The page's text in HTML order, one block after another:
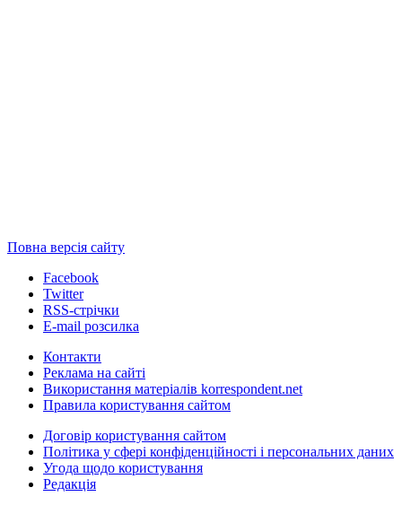
Повна версія сайту
Facebook
Twitter
RSS-стрічки
E-mail розсилка
Контакти
Реклама на сайті
Використання матеріалів korrespondent.net
Правила користування сайтом
Договір користування сайтом
Політика у сфері конфіденційності і персональних даних
Угода щодо користування
Редакція